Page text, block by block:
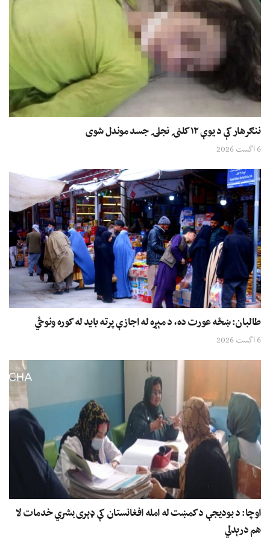
ننګرهار کې د یوې ۱۲ کلنۍ نجلۍ جسد موندل شوی
6 اگست 2026
طالبان: ښځه عورت ده، د مېړه له اجازې پرته باید له کوره ونوځي
6 اگست 2026
اوچا: د بودیجې د کمښت له امله افغانستان کې ډېری بشري خدمات لا
هم درېدلي